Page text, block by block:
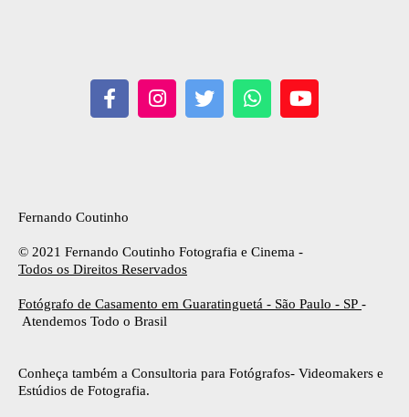
Fernando Coutinho
© 2021 Fernando Coutinho Fotografia e Cinema -
Todos os Direitos Reservados
Fotógrafo de Casamento em Guaratinguetá - São Paulo - SP -
Atendemos Todo o Brasil
Conheça também a Consultoria para Fotógrafos- Videomakers e
Estúdios de Fotografia.